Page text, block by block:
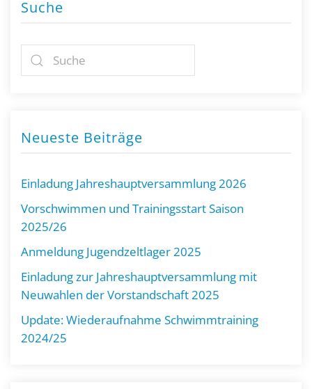
Suche
Neueste Beiträge
Einladung Jahreshauptversammlung 2026
Vorschwimmen und Trainingsstart Saison
2025/26
Anmeldung Jugendzeltlager 2025
Einladung zur Jahreshauptversammlung mit
Neuwahlen der Vorstandschaft 2025
Update: Wiederaufnahme Schwimmtraining
2024/25